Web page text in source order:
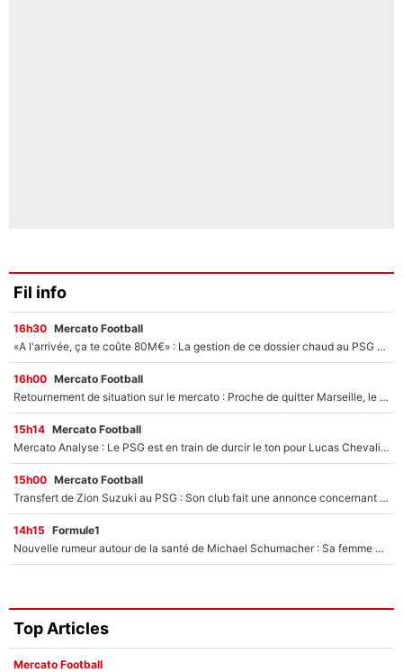
Fil info
16h30 Mercato Football
«A l'arrivée, ça te coûte 80M€» : La gestion de ce dossier chaud au PSG choque l'After Foot !
16h00 Mercato Football
Retournement de situation sur le mercato : Proche de quitter Marseille, le transfert d’un des gardiens de l’OM est annulé !
15h14 Mercato Football
Mercato Analyse : Le PSG est en train de durcir le ton pour Lucas Chevalier...
15h00 Mercato Football
Transfert de Zion Suzuki au PSG : Son club fait une annonce concernant la suite du feuilleton...
14h15 Formule1
Nouvelle rumeur autour de la santé de Michael Schumacher : Sa femme Corinna sort du silence
Top Articles
Mercato Football